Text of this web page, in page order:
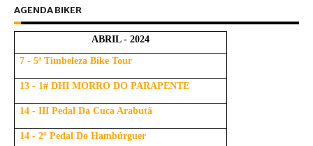
AGENDA BIKER
ABRIL - 2024
7 - 5ª Timbeleza Bike Tour
13 - 1# DHI MORRO DO PARAPENTE
14 - III Pedal Da Cuca Arabutã
14 - 2º Pedal Do Hambúrguer